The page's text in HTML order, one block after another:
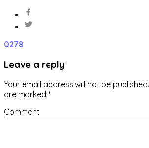
0278
Leave a reply
Your email address will not be published.
are marked *
Comment